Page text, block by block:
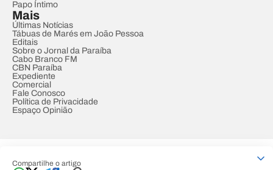
Compartilhe o artigo
Papo Íntimo
Mais
Últimas Notícias
Tábuas de Marés em João Pessoa
Editais
Sobre o Jornal da Paraíba
Cabo Branco FM
CBN Paraíba
Expediente
Comercial
Fale Conosco
Política de Privacidade
Espaço Opinião